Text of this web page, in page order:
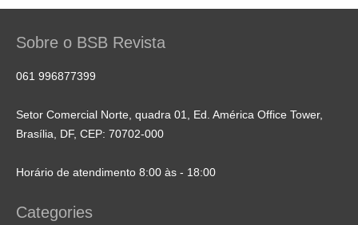
Sobre o BSB Revista
061 996877399
Setor Comercial Norte, quadra 01, Ed. América Office Tower,
Brasília, DF, CEP: 70702-000
Horário de atendimento 8:00 às - 18:00
Categories